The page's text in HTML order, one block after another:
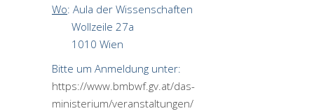
Wo: Aula der Wissenschaften
Wollzeile 27a
1010 Wien
Bitte um Anmeldung unter:
https://www.bmbwf.gv.at/das-
ministerium/veranstaltungen/